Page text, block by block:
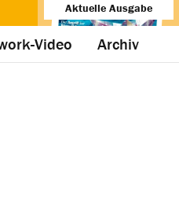
Aktuelle Ausgabe
Video Archiv